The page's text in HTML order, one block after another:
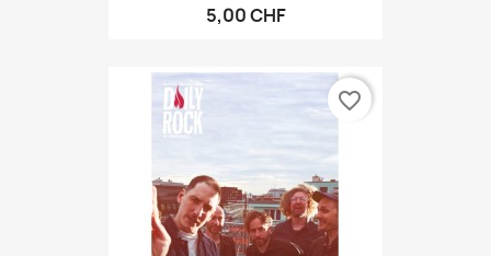
5,00 CHF
favorite_border